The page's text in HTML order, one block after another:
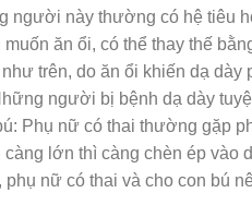
này thường có hệ tiêu
ăn ổi, có thể thay thế
trên, do ăn ổi khiến dạ
người bị bệnh dạ dày
Phụ nữ có thai thường gặp
càng lớn thì càng chèn ép
phụ nữ có thai và cho con bú